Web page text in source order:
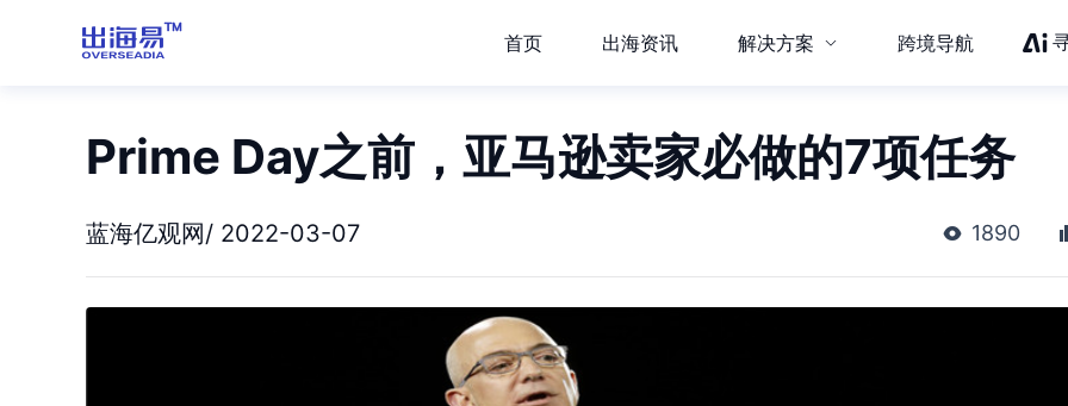
首页 出海资讯 解决方案 跨境导航
Prime Day之前，亚马逊卖家必做的7项任务
蓝海亿观网/ 2022-03-07 1890